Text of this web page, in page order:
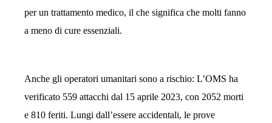
per un trattamento medico, il che significa che molti fanno
a meno di cure essenziali.
Anche gli operatori umanitari sono a rischio: L’OMS ha
verificato 559 attacchi dal 15 aprile 2023, con 2052 morti
e 810 feriti. Lungi dall’essere accidentali, le prove